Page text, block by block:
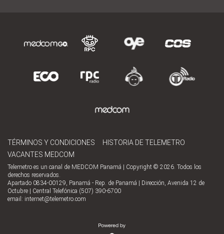
TÉRMINOS Y CONDICIONES
HISTORIA DE TELEMETRO
VACANTES MEDCOM
Telemetro es un canal de MEDCOM Panamá | Copyright © 2026. Todos los
derechos reservados.
Apartado 0834-00129, Panamá - Rep. de Panamá | Dirección, Avenida 12 de
Octubre | Central Telefónica (507) 390-6700
email: internet@telemetro.com